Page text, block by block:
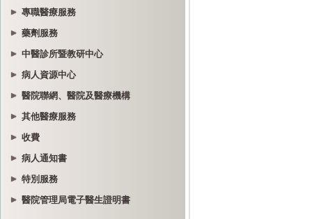
專職醫療服務
藥劑服務
中醫診所暨教研中心
病人資源中心
醫院聯網、醫院及醫療機構
其他醫療服務
收費
病人通知書
特別服務
醫院管理局電子醫生證明書